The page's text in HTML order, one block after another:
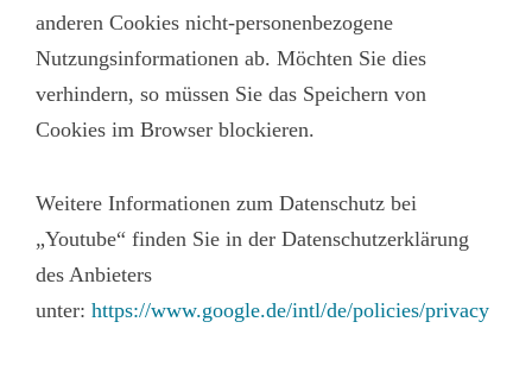
anderen Cookies nicht-personenbezogene
Nutzungsinformationen ab. Möchten Sie dies
verhindern, so müssen Sie das Speichern von
Cookies im Browser blockieren.
Weitere Informationen zum Datenschutz bei
„Youtube“ finden Sie in der Datenschutzerklärung
des Anbieters
unter: https://www.google.de/intl/de/policies/privacy